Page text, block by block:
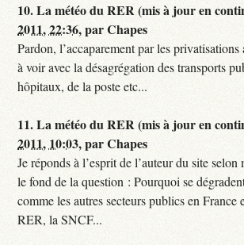
10.La météo du RER (mis à jour en
2011, 22:36,parChapes
Pardon, l’accaparement par les privatisations
à voir avec la désagrégation des transports
hôpitaux, de la poste etc...
11.La météo du RER (mis à jour en
2011, 10:03,parChapes
Je réponds à l’esprit de l’auteur du site
le fond de la question : Pourquoi se
comme les autres secteurs publics en France
RER, la SNCF...